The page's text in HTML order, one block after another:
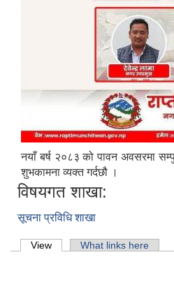
नयाँ बर्ष २०८३ को पावन अवसरमा
शुभकामना व्यक्त गर्दछौ ।
विषयगत शाखा:
सूचना प्रविधि शाखा
Primary tabs
View (active tab)What links here